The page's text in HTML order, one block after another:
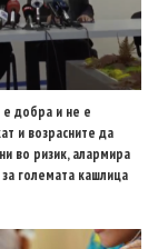
е добра и не е
и возрасните да
во ризик, алармира
големата кашлица